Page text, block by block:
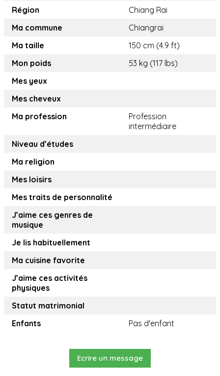
Région
Chiang Rai
Ma commune
Chiangrai
Ma taille
150 cm (4.9 ft)
Mon poids
53 kg (117 lbs)
Mes yeux
Mes cheveux
Ma profession
Profession
intermédiaire
Niveau d’études
Ma religion
Mes loisirs
Mes traits de personnalité
J’aime ces genres de
musique
Je lis habituellement
Ma cuisine favorite
J’aime ces activités
physiques
Statut matrimonial
Enfants
Pas d'enfant
Ecrire un message